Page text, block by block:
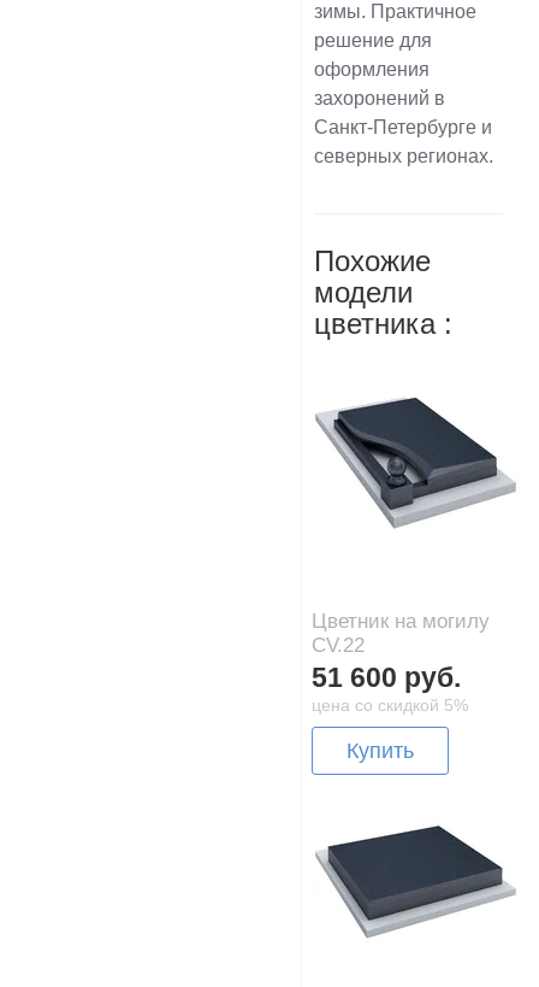
зимы. Практичное
решение для
оформления
захоронений в
Санкт-Петербурге и
северных регионах.
Похожие
модели
цветника :
Цветник на могилу
CV.22
51 600 руб.
цена со скидкой 5%
Купить